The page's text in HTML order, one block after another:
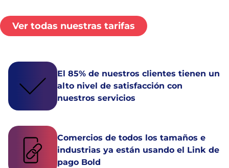
El 85% de nuestros clientes tienen un
alto nivel de satisfacción con
nuestros servicios
Comercios de todos los tamaños e
industrias ya están usando el Link de
pago Bold
Ver todas nuestras tarifas